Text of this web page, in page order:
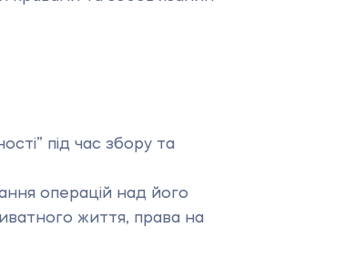
під час збору та
операцій над його
життя, права на